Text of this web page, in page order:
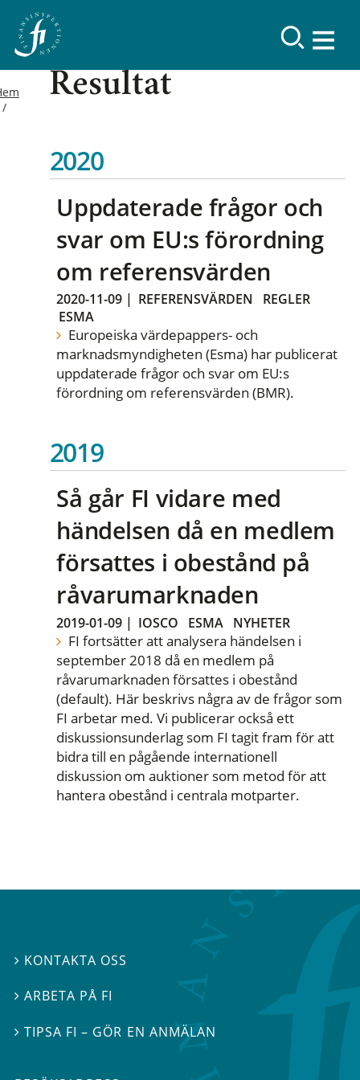
Resultat
2020
Uppdaterade frågor och
svar om EU:s förordning
om referensvärden
2020-11-09 | REFERENSVÄRDEN
REGLER
ESMA
Europeiska värdepappers- och
marknadsmyndigheten (Esma) har publicerat
uppdaterade frågor och svar om EU:s
förordning om referensvärden (BMR).
2019
Så går FI vidare med
händelsen då en medlem
försattes i obestånd på
råvarumarknaden
2019-01-09 | IOSCO ESMA NYHETER
FI fortsätter att analysera händelsen i
september 2018 då en medlem på
råvarumarknaden försattes i obestånd
(default). Här beskrivs några av de frågor som
FI arbetar med. Vi publicerar också ett
diskussionsunderlag som FI tagit fram för att
bidra till en pågående internationell
diskussion om auktioner som metod för att
hantera obestånd i centrala motparter.
 KONTAKTA OSS
ARBETA PÅ FI
TIPSA FI – GÖR EN ANMÄLAN